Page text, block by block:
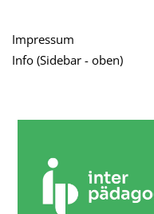
Impressum
Info (Sidebar - oben)